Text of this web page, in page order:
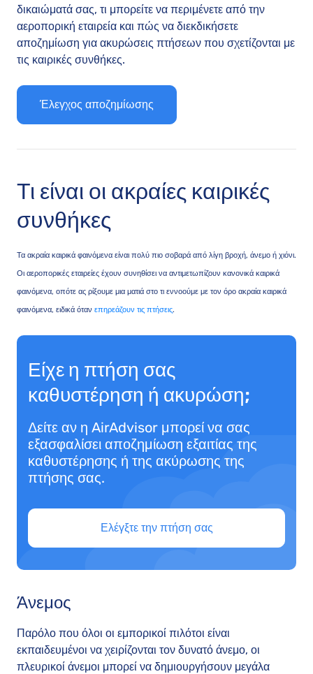
δικαιώματά σας, τι μπορείτε να περιμένετε από την
αεροπορική εταιρεία και πώς να διεκδικήσετε
αποζημίωση για ακυρώσεις πτήσεων που σχετίζονται με
τις καιρικές συνθήκες.
Έλεγχος αποζημίωσης
Τι είναι οι ακραίες καιρικές
συνθήκες
Τα ακραία καιρικά φαινόμενα είναι πολύ πιο σοβαρά από λίγη βροχή, άνεμο ή χιόνι.
Οι αεροπορικές εταιρείες έχουν συνηθίσει να αντιμετωπίζουν κανονικά καιρικά
φαινόμενα, οπότε ας ρίξουμε μια ματιά στο τι εννοούμε με τον όρο ακραία καιρικά
φαινόμενα, ειδικά όταν επηρεάζουν τις πτήσεις.
Είχε η πτήση σας
καθυστέρηση ή ακυρώση;
Δείτε αν η AirAdvisor μπορεί να σας
εξασφαλίσει αποζημίωση εξαιτίας της
καθυστέρησης ή της ακύρωσης της
πτήσης σας.
Ελέγξτε την πτήση σας
Άνεμος
Παρόλο που όλοι οι εμπορικοί πιλότοι είναι
εκπαιδευμένοι να χειρίζονται τον δυνατό άνεμο, οι
πλευρικοί άνεμοι μπορεί να δημιουργήσουν μεγάλα